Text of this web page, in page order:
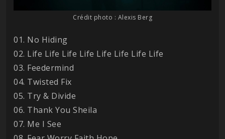
Crédit photo : Alexis Berg
01. No Hiding
02. Life Life Life Life Life Life Life Life
03. Feedermind
04. Twisted Fix
05. Try & Divide
06. Thank You Sheila
07. Me I See